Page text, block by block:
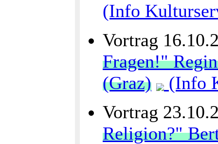
(Info
Vortrag
Fragen!"
(Graz)
(Info
Vortrag
Religion?"